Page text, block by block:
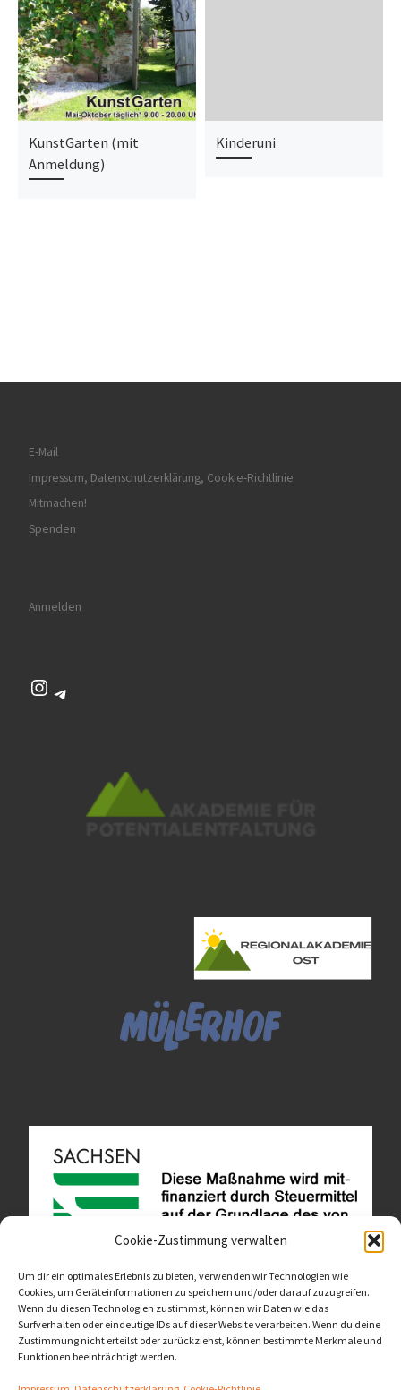
Cookie-Zustimmung verwalten
Um dir ein optimales Erlebnis zu bieten, verwenden wir Technologien wie
Cookies, um Geräteinformationen zu speichern und/oder darauf zuzugreifen.
Wenn du diesen Technologien zustimmst, können wir Daten wie das
Surfverhalten oder eindeutige IDs auf dieser Website verarbeiten. Wenn du deine
Zustimmung nicht erteilst oder zurückziehst, können bestimmte Merkmale und
Funktionen beeinträchtigt werden.
KunstGarten (mit
Anmeldung)
Kinderuni
E-Mail
Impressum, Datenschutzerklärung, Cookie-Richtlinie
Mitmachen!
Spenden
Anmelden
Instagram
Telegram
Diese Website ist als Teil des Projektes "Wachsen lassen
- Raum geben" entstanden.>>>